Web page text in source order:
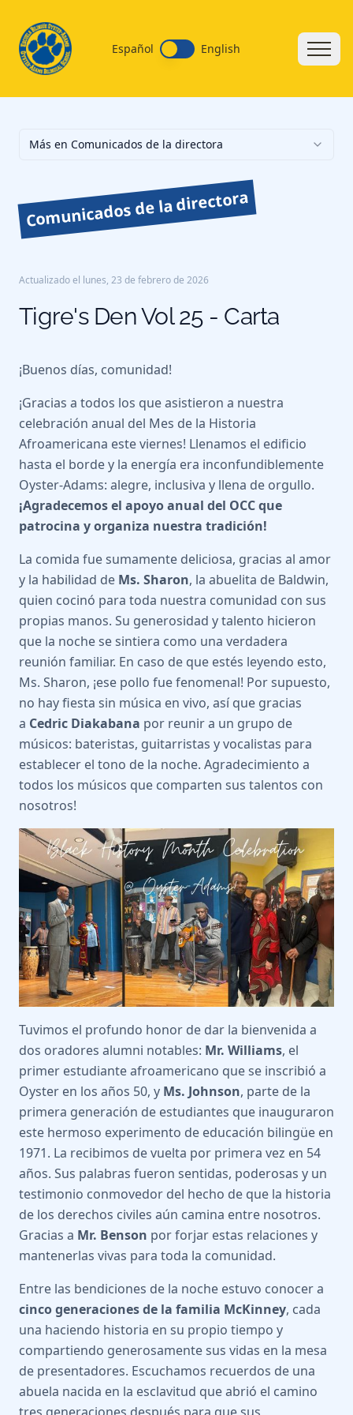
Español English
Más en Comunicados de la directora
Comunicados de la directora
Actualizado el lunes, 23 de febrero de 2026
Tigre's Den Vol 25 - Carta
¡Buenos días, comunidad!
¡Gracias a todos los que asistieron a nuestra
celebración anual del Mes de la Historia
Afroamericana este viernes! Llenamos el edificio
hasta el borde y la energía era inconfundiblemente
Oyster-Adams: alegre, inclusiva y llena de orgullo.
¡Agradecemos el apoyo anual del OCC que
patrocina y organiza nuestra tradición!
La comida fue sumamente deliciosa, gracias al amor
y la habilidad de Ms. Sharon, la abuelita de Baldwin,
quien cocinó para toda nuestra comunidad con sus
propias manos. Su generosidad y talento hicieron
que la noche se sintiera como una verdadera
reunión familiar. En caso de que estés leyendo esto,
Ms. Sharon, ¡ese pollo fue fenomenal! Por supuesto,
no hay fiesta sin música en vivo, así que gracias
a Cedric Diakabana por reunir a un grupo de
músicos: bateristas, guitarristas y vocalistas para
establecer el tono de la noche. Agradecimiento a
todos los músicos que comparten sus talentos con
nosotros!
Tuvimos el profundo honor de dar la bienvenida a
dos oradores alumni notables: Mr. Williams, el
primer estudiante afroamericano que se inscribió a
Oyster en los años 50, y Ms. Johnson, parte de la
primera generación de estudiantes que inauguraron
este hermoso experimento de educación bilingüe en
1971. La recibimos de vuelta por primera vez en 54
años. Sus palabras fueron sentidas, poderosas y un
testimonio conmovedor del hecho de que la historia
de los derechos civiles aún camina entre nosotros.
Gracias a Mr. Benson por forjar estas relaciones y
mantenerlas vivas para toda la comunidad.
Entre las bendiciones de la noche estuvo conocer a
cinco generaciones de la familia McKinney, cada
una haciendo historia en su propio tiempo y
compartiendo generosamente sus vidas en la mesa
de presentadores. Escuchamos recuerdos de una
abuela nacida en la esclavitud que abrió el camino
tres generaciones después para que sus